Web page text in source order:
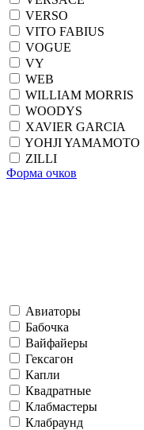
VERSO
VITO FABIUS
VOGUE
VY
WEB
WILLIAM MORRIS
WOODYS
XAVIER GARCIA
YOHJI YAMAMOTO
ZILLI
Форма очков
Авиаторы
Бабочка
Вайфайеры
Гексагон
Капли
Квадратные
Клабмастеры
Клабраунд